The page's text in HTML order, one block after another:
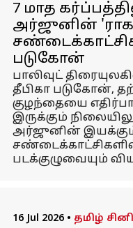
7 மாத
அர்ஜுனின்
படுகோன்
பாலிவுட்
தீபிகா படுகோன்,
குழந்தையை
இருக்கும்
அர்ஜுனின்
படக்குழுவையும்
16 Jul 2026 • தமிழ்